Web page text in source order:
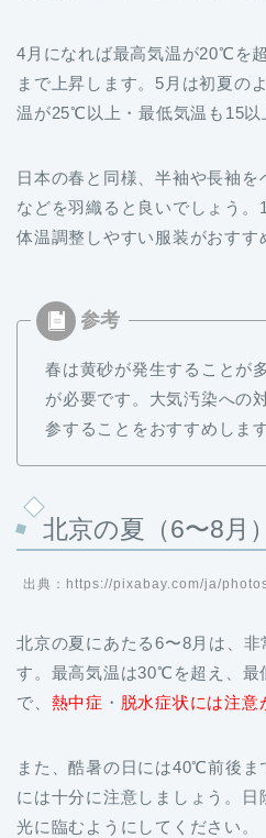
4月になれば最高気温が20℃を
まで上昇します。5月は初夏の
温が25℃以上・最低気温も15以
日本の春と同様、半袖や長袖
などを羽織ると良いでしょう。
体温調整しやすい服装がおすす
春は黄砂が発生することが
が必要です。大気汚染への
参することをおすすめします
北京の夏（6〜8月
出典：https://pixabay.com/ja/
北京の夏にあたる6〜8月は、非
す。最高気温は30℃を超え、
で、 熱中症 ・ 脱水症状には注意
また、酷暑の日には40℃前後ま
には十分に注意しましょう。日
光に臨むようにしてください。